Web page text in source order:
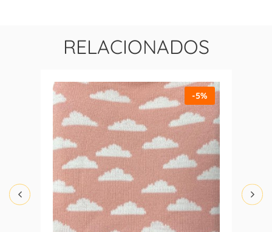
RELACIONADOS
-5%